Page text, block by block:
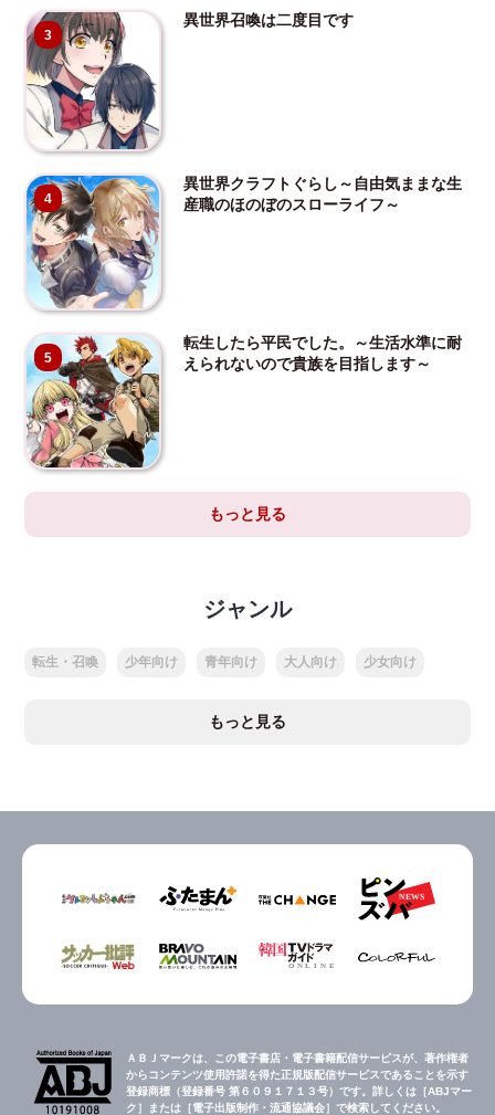
3
異世界召喚は二度目です
4
異世界クラフトぐらし～自由気ままな生
産職のほのぼのスローライフ～
5
転生したら平民でした。～生活水準に耐
えられないので貴族を目指します～
もっと見る
ジャンル
転生・召喚 少年向け 青年向け 大人向け 少女向け
もっと見る
ＡＢＪマークは、この電子書店・電子書籍配信サービスが、著作権者
からコンテンツ使用許諾を得た正規版配信サービスであることを示す
登録商標（登録番号 第６０９１７１３号）です。詳しくは［ABJマー
ク］または［電子出版制作・流通協議会］で検索してください。